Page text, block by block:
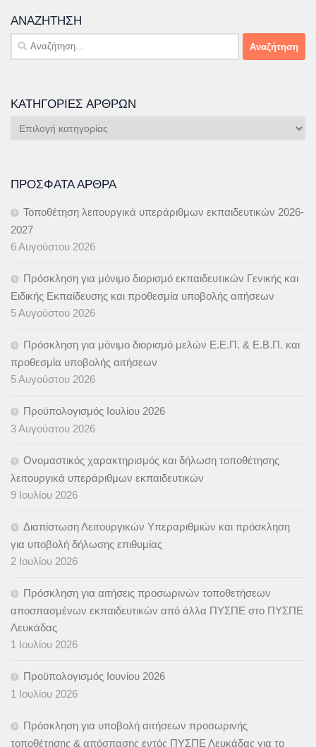
ΑΝΑΖΉΤΗΣΗ
Αναζήτηση
για:
ΚΑΤΗΓΟΡΊΕΣ ΆΡΘΡΩΝ
Κατηγορίες
ΠΡΌΣΦΑΤΑ ΆΡΘΡΑ
Τοποθέτηση λειτουργικά υπεράριθμων εκπαιδευτικών 2026-
2027
6 Αυγούστου 2026
Πρόσκληση για μόνιμο διορισμό εκπαιδευτικών Γενικής και
Ειδικής Εκπαίδευσης και προθεσμία υποβολής αιτήσεων
5 Αυγούστου 2026
Πρόσκληση για μόνιμο διορισμό μελών Ε.Ε.Π. & Ε.Β.Π. και
προθεσμία υποβολής αιτήσεων
5 Αυγούστου 2026
Προϋπολογισμός Ιουλίου 2026
3 Αυγούστου 2026
Ονομαστικός χαρακτηρισμός και δήλωση τοποθέτησης
λειτουργικά υπεράριθμων εκπαιδευτικών
9 Ιουλίου 2026
Διαπίστωση Λειτουργικών Υπεραριθμιών και πρόσκληση
για υποβολή δήλωσης επιθυμίας
2 Ιουλίου 2026
Πρόσκληση για αιτήσεις προσωρινών τοποθετήσεων
αποσπασμένων εκπαιδευτικών από άλλα ΠΥΣΠΕ στο ΠΥΣΠΕ
Λευκάδας
1 Ιουλίου 2026
Προϋπολογισμός Ιουνίου 2026
1 Ιουλίου 2026
Πρόσκληση για υποβολή αιτήσεων προσωρινής
τοποθέτησης & απόσπασης εντός ΠΥΣΠΕ Λευκάδας για το